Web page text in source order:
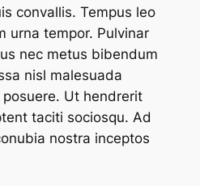
convallis. Tempus leo
urna tempor. Pulvinar
nec metus bibendum
nisl malesuada
Ut hendrerit
taciti sociosqu. Ad
nostra inceptos